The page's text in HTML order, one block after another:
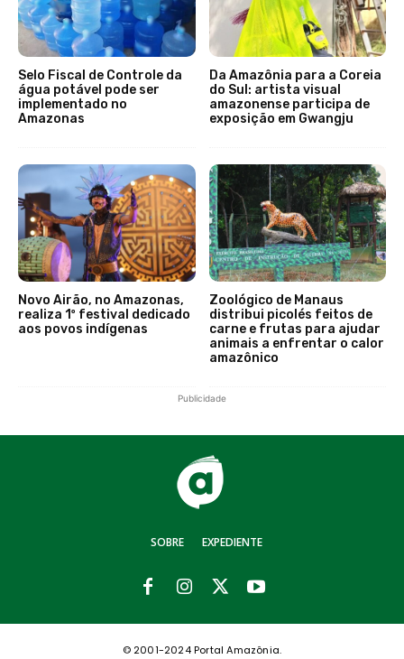
Selo Fiscal de Controle da
água potável pode ser
implementado no
Amazonas
Da Amazônia para a Coreia
do Sul: artista visual
amazonense participa de
exposição em Gwangju
Novo Airão, no Amazonas,
realiza 1º festival dedicado
aos povos indígenas
Zoológico de Manaus
distribui picolés feitos de
carne e frutas para ajudar
animais a enfrentar o calor
amazônico
Publicidade
SOBRE EXPEDIENTE
© 2001-2024 Portal Amazônia.